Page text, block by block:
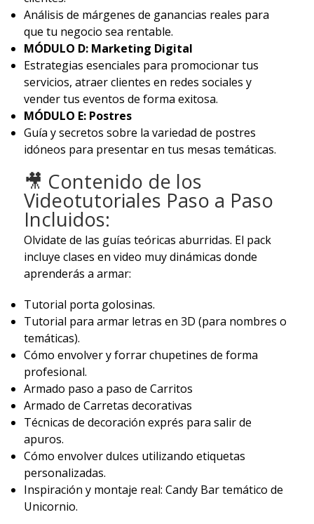
Análisis de márgenes de ganancias reales para
que tu negocio sea rentable.
MÓDULO D: Marketing Digital
Estrategias esenciales para promocionar tus
servicios, atraer clientes en redes sociales y
vender tus eventos de forma exitosa.
MÓDULO E: Postres
Guía y secretos sobre la variedad de postres
idóneos para presentar en tus mesas temáticas.
🎥 Contenido de los
Videotutoriales Paso a Paso
Incluidos:
Olvidate de las guías teóricas aburridas. El pack
incluye clases en video muy dinámicas donde
aprenderás a armar:
Tutorial porta golosinas.
Tutorial para armar letras en 3D (para nombres o
temáticas).
Cómo envolver y forrar chupetines de forma
profesional.
Armado paso a paso de Carritos
Armado de Carretas decorativas
Técnicas de decoración exprés para salir de
apuros.
Cómo envolver dulces utilizando etiquetas
personalizadas.
Inspiración y montaje real: Candy Bar temático de
Unicornio.